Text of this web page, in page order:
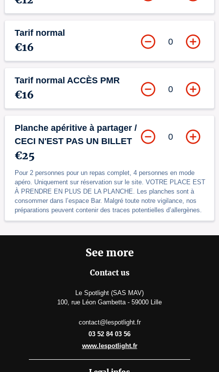
Tarif normal
€16 0
Tarif normal ACCÈS PMR
€16 0
Planche apéritive à partager /
CECI N'EST PAS UN BILLET
€25
Pour 2 personnes pour un repas complet, 4 personnes en mode
apéro. Uniquement sur réservation sur le site. VOTRE PLACE EST
À PRENDRE EN PLUS DE LA PLANCHE. Les planches sont à
consommer dans l’espace Bar. Malgré toute notre vigilance, nos
préparations peuvent contenir des traces potentielles d’allergènes.
0
See more
Contact us
Le Spotlight (SAS MAV)
100, rue Léon Gambetta - 59000 Lille
contact@lespotlight.fr
03 52 84 03 56
www.lespotlight.fr